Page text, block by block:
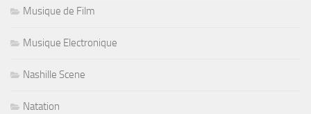
Musique de Film
Musique Electronique
Nashille Scene
Natation